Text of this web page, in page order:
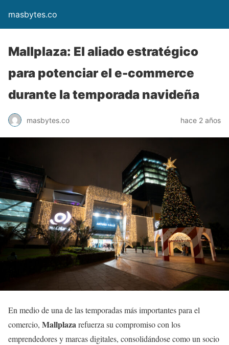
masbytes.co
Mallplaza: El aliado estratégico
para potenciar el e-commerce
durante la temporada navideña
masbytes.co hace 2 años
En medio de una de las temporadas más importantes para el
comercio, Mallplazarefuerza su compromiso con los
emprendedores y marcas digitales, consolidándose como un socio